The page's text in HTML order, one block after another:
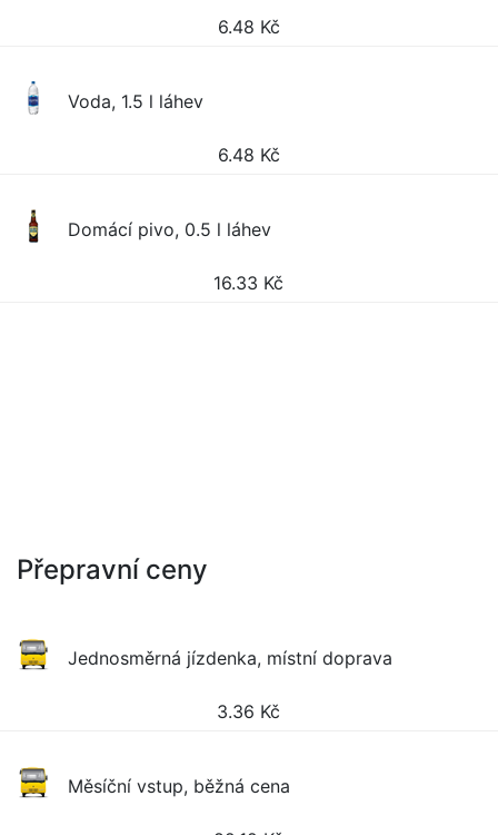
6.48 Kč
Voda, 1.5 l láhev
6.48 Kč
Domácí pivo, 0.5 l láhev
16.33 Kč
Přepravní ceny
Jednosměrná jízdenka, místní doprava
3.36 Kč
Měsíční vstup, běžná cena